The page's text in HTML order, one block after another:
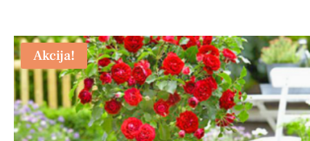
Akcija!